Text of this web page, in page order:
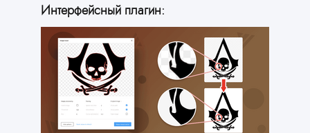
Интерфейсный плагин: